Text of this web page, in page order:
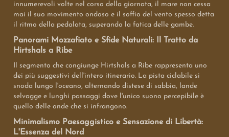
innumerevoli volte nel corso della giornata, il mare non cessa
mai il suo movimento ondoso e il soffio del vento spesso detta
il ritmo della pedalata, superando la fatica delle gambe.
Panorami Mozzafiato e Sfide Naturali: Il Tratto da
Hirtshals a Ribe
Il segmento che congiunge Hirtshals a Ribe rappresenta uno
dei più suggestivi dell'intero itinerario. La pista ciclabile si
snoda lungo l'oceano, alternando distese di sabbia, lande
selvagge e lunghi passaggi dove l'unico suono percepibile è
quello delle onde che si infrangono.
Minimalismo Paesaggistico e Sensazione di Libertà:
L'Essenza del Nord